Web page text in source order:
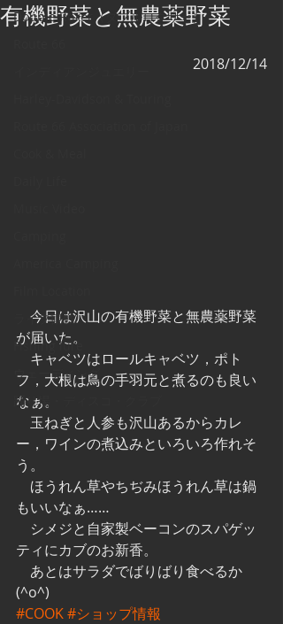
Double Roxer（ダブルロクサー）
ライブ観戦
Fishing lure
ウェーディング
踊り場・ディスコ・クラブ
有機野菜と無農薬野菜
2018/12/14
今日は沢山の有機野菜と無農薬野菜
が届いた。
キャベツはロールキャベツ，ポト
フ，大根は鳥の手羽元と煮るのも良い
なぁ。
玉ねぎと人参も沢山あるからカレ
ー，ワインの煮込みといろいろ作れそ
う。
ほうれん草やちぢみほうれん草は鍋
もいいなぁ……
シメジと自家製ベーコンのスパゲッ
ティにカブのお新香。
あとはサラダでばりばり食べるか
(^o^)
#COOK#ショップ情報